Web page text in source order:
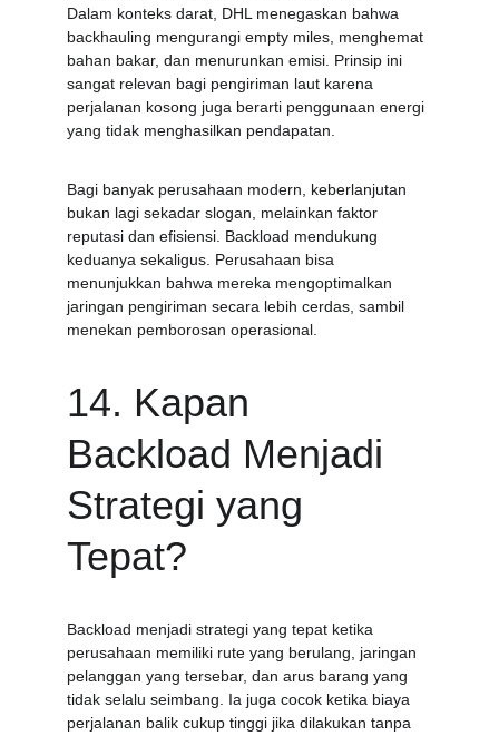
Dalam konteks darat, DHL menegaskan bahwa
backhauling mengurangi empty miles, menghemat
bahan bakar, dan menurunkan emisi. Prinsip ini
sangat relevan bagi pengiriman laut karena
perjalanan kosong juga berarti penggunaan energi
yang tidak menghasilkan pendapatan.
Bagi banyak perusahaan modern, keberlanjutan
bukan lagi sekadar slogan, melainkan faktor
reputasi dan efisiensi. Backload mendukung
keduanya sekaligus. Perusahaan bisa
menunjukkan bahwa mereka mengoptimalkan
jaringan pengiriman secara lebih cerdas, sambil
menekan pemborosan operasional.
14. Kapan
Backload Menjadi
Strategi yang
Tepat?
Backload menjadi strategi yang tepat ketika
perusahaan memiliki rute yang berulang, jaringan
pelanggan yang tersebar, dan arus barang yang
tidak selalu seimbang. Ia juga cocok ketika biaya
perjalanan balik cukup tinggi jika dilakukan tanpa